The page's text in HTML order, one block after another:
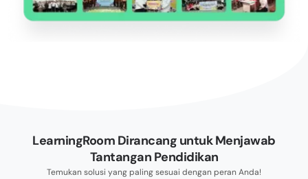
LearningRoom Dirancang untuk Menjawab
Tantangan Pendidikan
Temukan solusi yang paling sesuai dengan peran Anda!